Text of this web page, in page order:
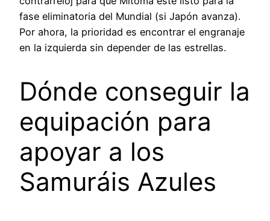
fase eliminatoria del Mundial (si Japón avanza).
Por ahora, la prioridad es encontrar el engranaje
en la izquierda sin depender de las estrellas.
Dónde conseguir la
equipación para
apoyar a los
Samuráis Azules